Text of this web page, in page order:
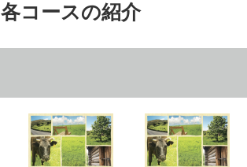
各コースの紹介